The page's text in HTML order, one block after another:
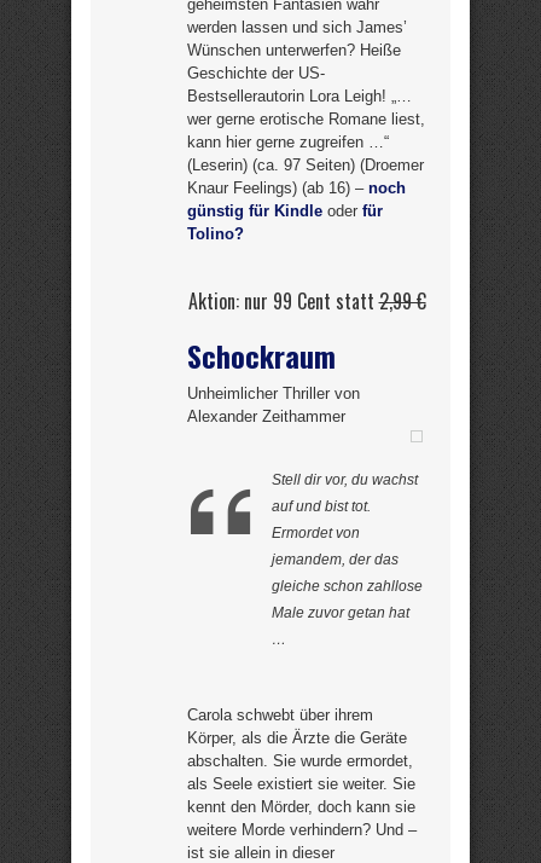
geheimsten Fantasien wahr
werden lassen und sich James’
Wünschen unterwerfen? Heiße
Geschichte der US-
Bestsellerautorin Lora Leigh! „…
wer gerne erotische Romane liest,
kann hier gerne zugreifen …“
(Leserin) (ca. 97 Seiten) (Droemer
Knaur Feelings) (ab 16) – noch
günstig für Kindle oder für
Tolino?
Aktion: nur 99 Cent statt2,99 €
Schockraum
Unheimlicher Thriller von
Alexander Zeithammer
Stell dir vor, du wachst
auf und bist tot.
Ermordet von
jemandem, der das
gleiche schon zahllose
Male zuvor getan hat
…
Carola schwebt über ihrem
Körper, als die Ärzte die Geräte
abschalten. Sie wurde ermordet,
als Seele existiert sie weiter. Sie
kennt den Mörder, doch kann sie
weitere Morde verhindern? Und –
ist sie allein in dieser